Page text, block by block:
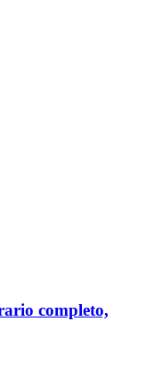
completo,